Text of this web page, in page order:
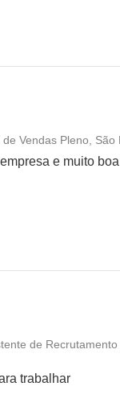
Vendas Pleno, São
e muito
de
trabalhar